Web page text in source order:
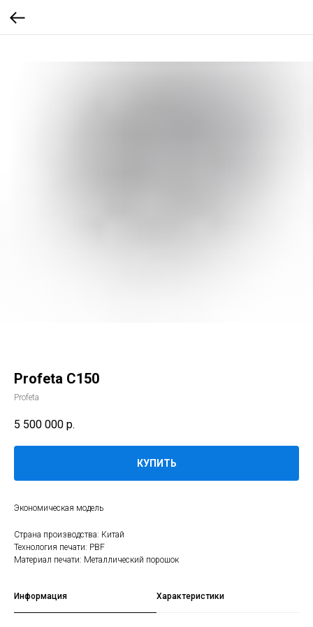
Profeta С150
Profeta
5 500 000 р.
КУПИТЬ
Экономическая модель
Страна производства: Китай
Технология печати: PBF
Материал печати: Металлический порошок
Информация Характеристики